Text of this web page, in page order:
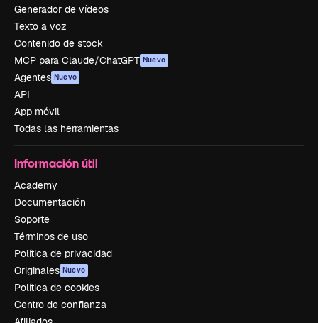
Generador de vídeos
Texto a voz
Contenido de stock
MCP para Claude/ChatGPT Nuevo
Agentes Nuevo
API
App móvil
Todas las herramientas
Información útil
Academy
Documentación
Soporte
Términos de uso
Política de privacidad
Originales Nuevo
Política de cookies
Centro de confianza